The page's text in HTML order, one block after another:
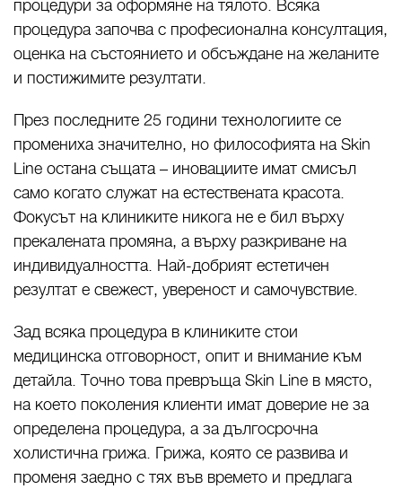
процедури за оформяне на тялото. Всяка
процедура започва с професионална консултация,
оценка на състоянието и обсъждане на желаните
и постижимите резултати.
През последните 25 години технологиите се
промениха значително, но философията на Skin
Line остана същата – иновациите имат смисъл
само когато служат на естествената красота.
Фокусът на клиниките никога не е бил върху
прекалената промяна, а върху разкриване на
индивидуалността. Най-добрият естетичен
резултат е свежест, увереност и самочувствие.
Зад всяка процедура в клиниките стои
медицинска отговорност, опит и внимание към
детайла. Точно това превръща Skin Line в място,
на което поколения клиенти имат доверие не за
определена процедура, а за дългосрочна
холистична грижа. Грижа, която се развива и
променя заедно с тях във времето и предлага